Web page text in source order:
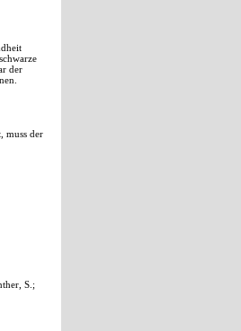
der
muss der
S.;